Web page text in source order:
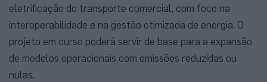
eletrificação do transporte comercial, com foco na
interoperabilidade e na gestão otimizada de energia. O
projeto em curso poderá servir de base para a expansão
de modelos operacionais com emissões reduzidas ou
nulas.